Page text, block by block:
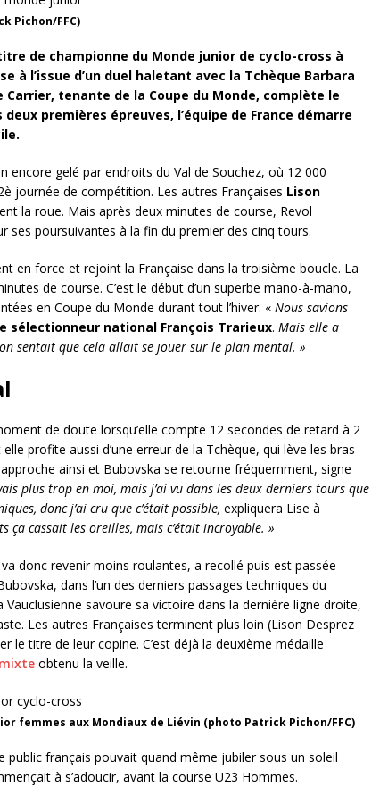
Pichon/FFC)
de championne du Monde junior de cyclo-cross à
à l’issue d’un duel haletant avec la Tchèque Barbara
Carrier, tenante de la Coupe du Monde, complète le
premières épreuves, l’équipe de France démarre
encore gelé par endroits du Val de Souchez, où 12 000
journée de compétition. Les autres Françaises Lison
la roue. Mais après deux minutes de course, Revol
ses poursuivantes à la fin du premier des cinq tours.
en force et rejoint la Française dans la troisième boucle. La
de course. C’est le début d’un superbe mano-à-mano,
en Coupe du Monde durant tout l’hiver. « Nous savions
sélectionneur national François Trarieux. Mais elle a
sentait que cela allait se jouer sur le plan mental. »
de doute lorsqu’elle compte 12 secondes de retard à 2
elle profite aussi d’une erreur de la Tchèque, qui lève les bras
ainsi et Bubovska se retourne fréquemment, signe
plus trop en moi, mais j’ai vu dans les deux derniers tours que
donc j’ai cru que c’était possible, expliquera Lise à
ça cassait les oreilles, mais c’était incroyable. »
donc revenir moins roulantes, a recollé puis est passée
dans l’un des derniers passages techniques du
savoure sa victoire dans la dernière ligne droite,
Les autres Françaises terminent plus loin (Lison Desprez
le titre de leur copine. C’est déjà la deuxième médaille
obtenu la veille.
femmes aux Mondiaux de Liévin (photo Patrick Pichon/FFC)
public français pouvait quand même jubiler sous un soleil
à s’adoucir, avant la course U23 Hommes.